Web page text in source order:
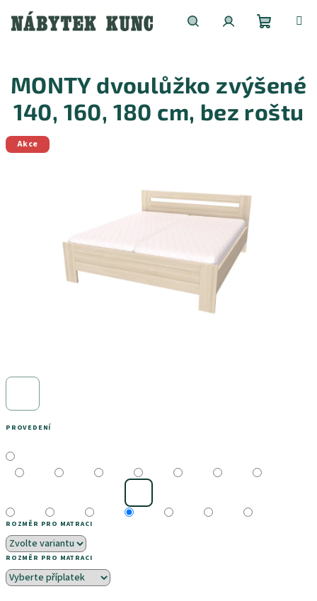
obsah
košík
PROVEDENÍ
ROZMĚR PRO MATRACI
ROZMĚR PRO MATRACI
MONTY dvoulůžko zvýšené
140, 160, 180 cm, bez roštu
Akce